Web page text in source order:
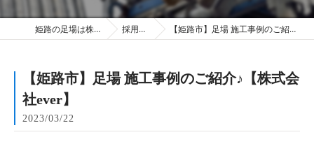
姫路の足場は株式会社ever 採用ブログ 【姫路市】足場 施工事例のご紹介♪【株式会社ever】
【姫路市】足場 施工事例のご紹介♪【株式会
社ever】
2023/03/22